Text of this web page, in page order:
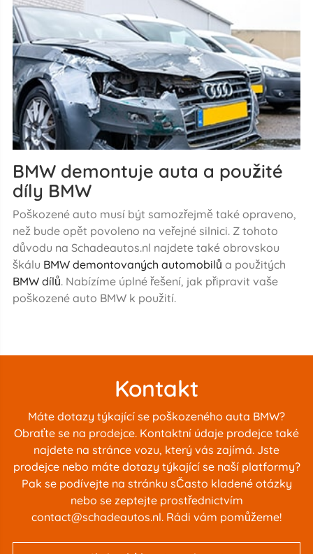
BMW demontuje auta a použité
díly BMW
Poškozené auto musí být samozřejmě také opraveno,
než bude opět povoleno na veřejné silnici. Z tohoto
důvodu na Schadeautos.nl najdete také obrovskou
škálu BMW demontovaných automobilů a použitých
BMW dílů. Nabízíme úplné řešení, jak připravit vaše
poškozené auto BMW k použití.
Kontakt
Máte dotazy týkající se poškozeného auta BMW?
Obraťte se na prodejce. Kontaktní údaje prodejce také
najdete na stránce vozu, který vás zajímá. Jste
prodejce nebo máte dotazy týkající se naší platformy?
Pak se podívejte na stránku sČasto kladené otázky
nebo se zeptejte prostřednictvím
contact@schadeautos.nl. Rádi vám pomůžeme!